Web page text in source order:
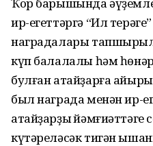
ир-егеттәргә “Ил
наградалары
күп балалалы һәм
булған атайҙарға
был награда менән ир-
атайҙарҙың йәмғиәттәге
күтәреләсәк тигән